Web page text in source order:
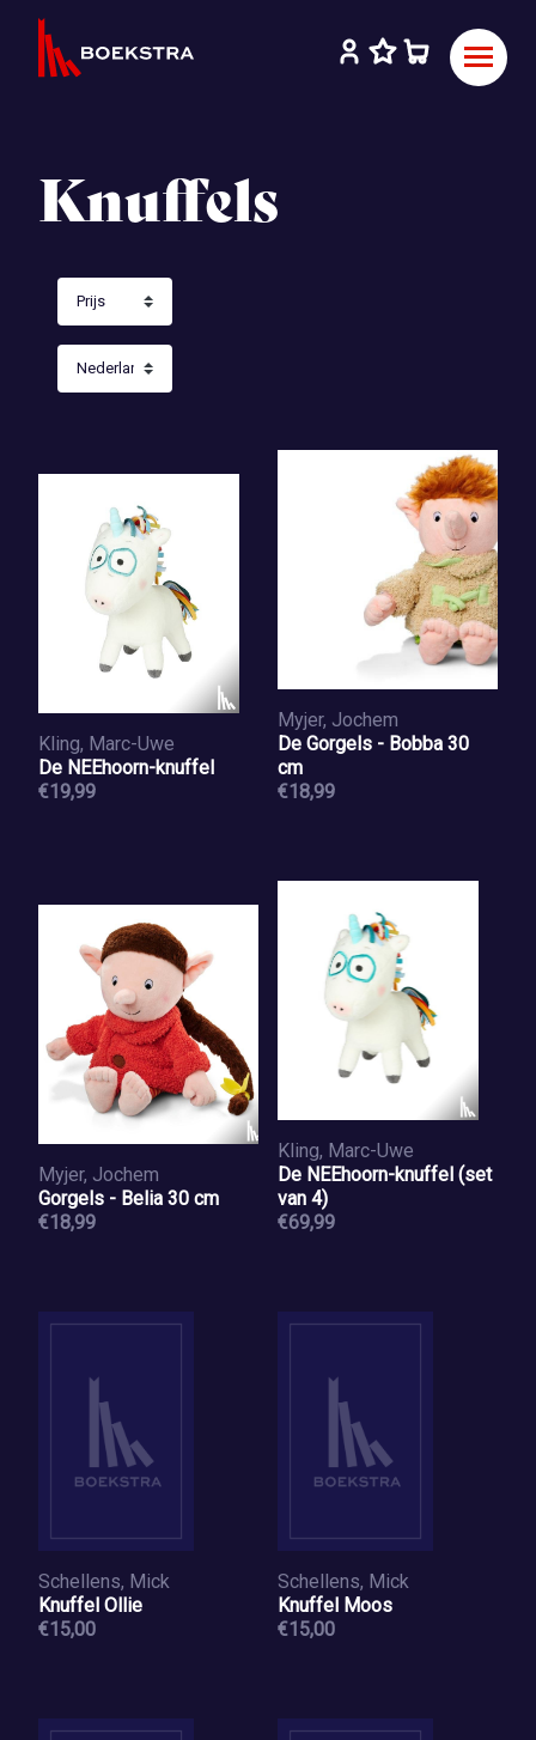
Knuffels
Kling, Marc-Uwe
De NEEhoorn-knuffel
€19,99
Myjer, Jochem
De Gorgels - Bobba 30
cm
€18,99
Myjer, Jochem
Gorgels - Belia 30 cm
€18,99
Kling, Marc-Uwe
De NEEhoorn-knuffel (set
van 4)
€69,99
Schellens, Mick
Knuffel Ollie
€15,00
Schellens, Mick
Knuffel Moos
€15,00